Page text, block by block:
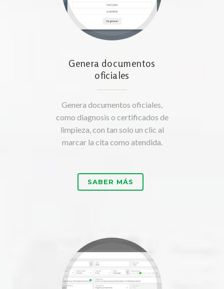
Genera documentos
oficiales
Genera documentos oficiales,
como diagnosis o certificados de
limpieza, con tan solo un clic al
marcar la cita como atendida.
SABER MÁS